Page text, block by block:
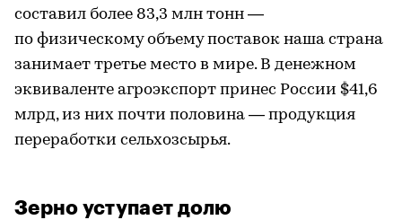
составил более 83,3 млн тонн —
по физическому объему поставок наша страна
занимает третье место в мире. В денежном
эквиваленте агроэкспорт принес России $41,6
млрд, из них почти половина — продукция
переработки сельхозсырья.
Зерно уступает долю